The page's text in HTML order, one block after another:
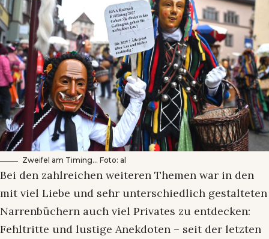
Zweifel am Timing… Foto: al
Bei den zahlreichen weiteren Themen war in den
mit viel Liebe und sehr unterschiedlich gestalteten
Narrenbüchern auch viel Privates zu entdecken:
Fehltritte und lustige Anekdoten – seit der letzten